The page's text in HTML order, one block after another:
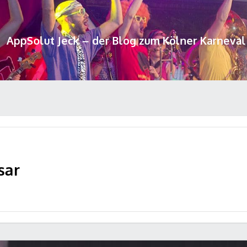
AppSolut Jeck – der Blog zum Kölner Karneval